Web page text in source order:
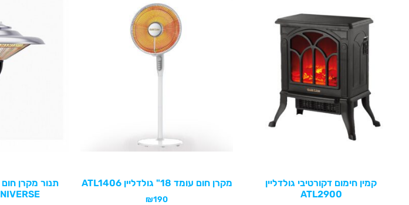
קמין חימום דקורטיבי גולדליין
ATL2900
מקרן חום עומד 18" גולדליין ATL1406
₪190
תנור מקרן